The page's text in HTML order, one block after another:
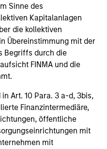
Sinne des
Kapitalanlagen
die kollektiven
Übereinstimmung mit der
Begriffs durch die
FINMA und die
in Art. 10 Para. 3 a-d, 3bis,
Finanzintermediäre,
öffentliche
mit
mit